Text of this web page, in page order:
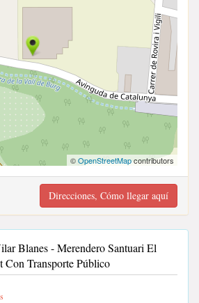
©OpenStreetMapcontributors
Direcciones, Cómo llegar aquí
Blanes - Merendero Santuari El
Con Transporte Público